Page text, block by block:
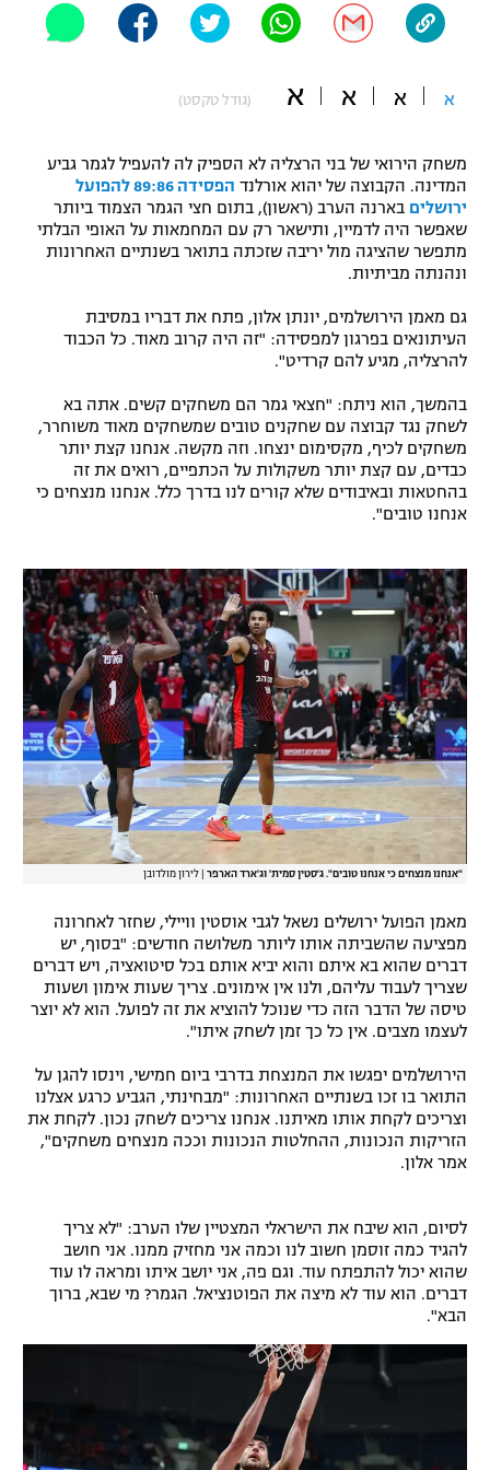
"מחצית בשכונה" – פודקאסט
משתתפים וזוכים בפרסים
תקנון משתתפים וזוכים בפרסים
תקנון עבור פעילות אלקטרה
תקנון עבור פעילות ספורט 1 – "מרלן"
טניס
גיימינג E-Sports
תנאי שימוש
מדיניות פרטיות
תקנון פעילות ספורט 1
רשיון להקרנה פומבית לבית עסק
הצטרפות לחבילת הערוצים
לוח דרושים – ג'ובנט
תגיות
המגזין
אופניים
ספורט מוטורי
פוטבול אמריקאי NFL
בייסבול MLB
ספורט אתגרי ואקסטרים
אומנויות לחימה
גיימינג E-Sports
א א א א (גודל טקסט)
משחק הירואי של בני הרצליה לא הספיק לה להעפיל לגמר גביע
המדינה. הקבוצה של יהוא אורלנד
הפסידה 89:86 להפועל
ירושלים בארנה הערב (ראשון), בתום חצי הגמר הצמוד ביותר
שאפשר היה לדמיין, ותישאר רק עם המחמאות על האופי הבלתי
מתפשר שהציגה מול יריבה שזכתה בתואר בשנתיים האחרונות
ונהנתה מביתיות.
גם מאמן הירושלמים, יונתן אלון, פתח את דבריו במסיבת
העיתונאים בפרגון למפסידה: "זה היה קרוב מאוד. כל הכבוד
להרצליה, מגיע להם קרדיט".
בהמשך, הוא ניתח: "חצאי גמר הם משחקים קשים. אתה בא
לשחק נגד קבוצה עם שחקנים טובים שמשחקים מאוד משוחרר,
משחקים לכיף, מקסימום ינצחו. וזה מקשה. אנחנו קצת יותר
כבדים, עם קצת יותר משקולות על הכתפיים, רואים את זה
בהחטאות ובאיבודים שלא קורים לנו בדרך כלל. אנחנו מנצחים כי
אנחנו טובים".
"אנחנו מנצחים כי אנחנו טובים". ג'סטין סמית' וג'ארד הארפר לירון מולדובן
מאמן הפועל ירושלים נשאל לגבי אוסטין וויילי, שחזר לאחרונה
מפציעה שהשביתה אותו ליותר משלושה חודשים: "בסוף, יש
דברים שהוא בא איתם והוא יביא אותם בכל סיטואציה, ויש דברים
שצריך לעבוד עליהם, ולנו אין אימונים. צריך שעות אימון ושעות
טיסה של הדבר הזה כדי שנוכל להוציא את זה לפועל. הוא לא יוצר
לעצמו מצבים. אין כל כך זמן לשחק איתו".
הירושלמים יפגשו את המנצחת בדרבי ביום חמישי, וינסו להגן על
התואר בו זכו בשנתיים האחרונות: "מבחינתי, הגביע כרגע אצלנו
וצריכים לקחת אותו מאיתנו. אנחנו צריכים לשחק נכון. לקחת את
הזריקות הנכונות, ההחלטות הנכונות וככה מנצחים משחקים",
אמר אלון.
לסיום, הוא שיבח את הישראלי המצטיין שלו הערב: "לא צריך
להגיד כמה זוסמן חשוב לנו וכמה אני מחזיק ממנו. אני חושב
שהוא יכול להתפתח עוד. וגם פה, אני יושב איתו ומראה לו עוד
דברים. הוא עוד לא מיצה את הפוטנציאל. הגמר? מי שבא, ברוך
הבא".